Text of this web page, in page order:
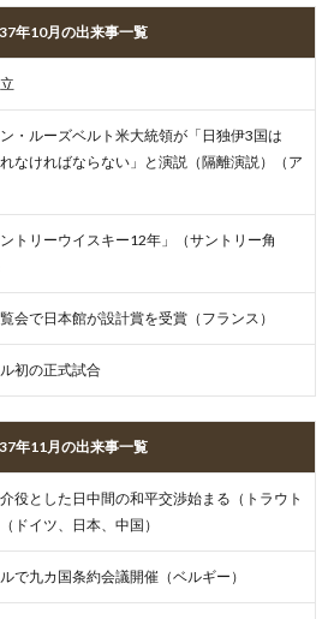
年10月の出来事一覧
・ルーズベルト米大統領が「日独伊3国は
れなければならない」と演説（隔離演説）（ア
トリーウイスキー12年」（サントリー角
会で日本館が設計賞を受賞（フランス）
初の正式試合
年11月の出来事一覧
役とした日中間の和平交渉始まる（トラウト
ドイツ、日本、中国）
で九カ国条約会議開催（ベルギー）